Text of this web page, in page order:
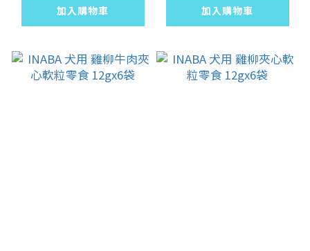
加入購物車 加入購物車